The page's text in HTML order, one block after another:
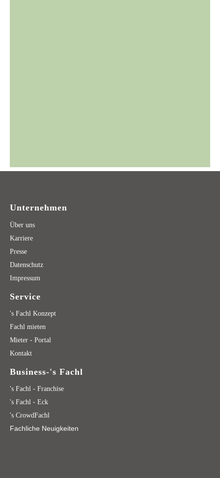
Unternehmen
Über uns
Karriere
Presse
Datenschutz
Impressum
Service
's Fachl Konzept
Fachl mieten
Mieter - Portal
Kontakt
Business-'s Fachl
's Fachl - Franchise
's Fachl - Eck
's CrowdFachl
Fachliche Neuigkeiten